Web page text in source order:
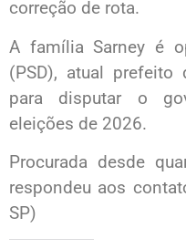
correção de rota.
A família Sarney é
(PSD), atual
para disputar o
eleições de 2026.
Procurada desde
respondeu aos
SP)